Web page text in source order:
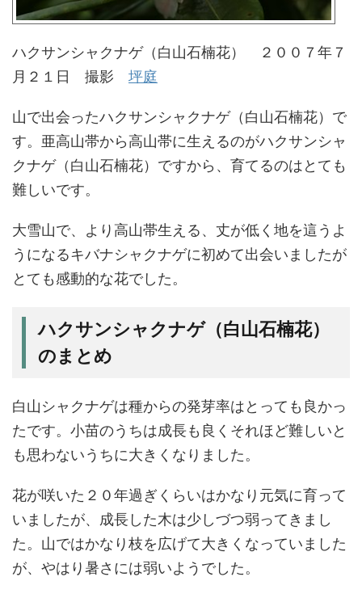
ハクサンシャクナゲ（白山石楠花） ２００７年７
月２１日 撮影 坪庭
山で出会ったハクサンシャクナゲ（白山石楠花）で
す。亜高山帯から高山帯に生えるのがハクサンシャ
クナゲ（白山石楠花）ですから、育てるのはとても
難しいです。
大雪山で、より高山帯生える、丈が低く地を這うよ
うになるキバナシャクナゲに初めて出会いましたが
とても感動的な花でした。
ハクサンシャクナゲ（白山石楠花）
のまとめ
白山シャクナゲは種からの発芽率はとっても良かっ
たです。小苗のうちは成長も良くそれほど難しいと
も思わないうちに大きくなりました。
花が咲いた２０年過ぎくらいはかなり元気に育って
いましたが、成長した木は少しづつ弱ってきまし
た。山ではかなり枝を広げて大きくなっていました
が、やはり暑さには弱いようでした。